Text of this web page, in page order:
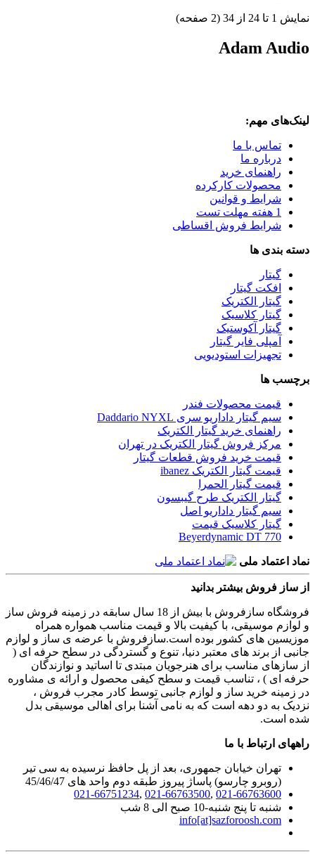
نمايش 1 تا 24 از 34 (2 صفحه)
Adam Audio
لینک‌های مهم:
تماس با ما
درباره ما
راهنمای خرید
محصولات کارکرده
شرایط و قوانین
1 هفته مهلت تست
شرایط فروش اقساطی
دسته بندی ها
گیتار
افکت گیتار
گیتار الکتریک
گیتار کلاسیک
گیتار آکوستیک
آمپلی فایر گیتار
تجهیزات استودیویی
برچسب ها
قیمت محصولات فندر
سیم گیتار داداریو سری Daddario NYXL
راهنمای خرید گیتار الکتریک
مرکز فروش گیتار الکتریک در تهران
قیمت خرید فروش قطعات گیتار
قیمت گیتار الکتریک ibanez
قیمت گیتار الحمرا
گیتار الکتریک طرح گیبسون
سیم گیتار داداریو اصل
گیتار کلاسیک قیمت
Beyerdynamic DT 770
نماد اعتماد ملی
از ساز فروش بیشتر بدانید
فروشگاه سازفروش با بیش از 18 سال سابقه در زمینه فروش ساز
و لوازم موسیقی، با کیفیت بالا و قیمت مناسب همواره همراه
موزیسین های کشور بوده است.سازفروش با عرضه ی ساز و لوازم
جانبی از برند های معتبر دنیا، تنوع و گستردگی در سطح حرفه ای (
از سازهای مناسب برای هنرجویان مبتدی تا اساتید و نوازندگان
حرفه ای ) ، تناسب قیمت و سطح کیفی محصول و ارائه ی مشاوره
در زمینه خرید ساز و لوازم جانبی توسط کادر مجرب فروش ،
نزدیک به دو دهه است که به نامی آشنا برای اهالی موسیقی بدل
شده است.
راههای ارتباط با ما
تهران خیابان جمهوری، بعد از پل حافظ نرسیده به سی تیر
(روبرو چارسو) پاساژ پیروز طبقه دوم واحد های 45/46/47
021-66763600
,
021-66763500
,
021-66751234
شنبه تا پنج شنبه-10 صبح الی 8 شب
info[at]sazforoosh.com